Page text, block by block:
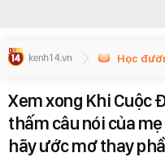
Học
Xem xong Khi Cuộc
thấm câu nói của
hãy ước mơ thay